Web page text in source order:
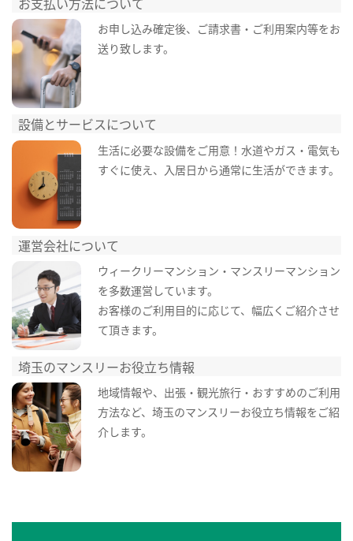
お申し込み確定後、ご請求書・ご利用案内等をお
送り致します。
設備とサービスについて
生活に必要な設備をご用意！水道やガス・電気も
すぐに使え、入居日から通常に生活ができます。
運営会社について
ウィークリーマンション・マンスリーマンション
を多数運営しています。
お客様のご利用目的に応じて、幅広くご紹介させ
て頂きます。
埼玉のマンスリーお役立ち情報
地域情報や、出張・観光旅行・おすすめのご利用
方法など、埼玉のマンスリーお役立ち情報をご紹
介します。